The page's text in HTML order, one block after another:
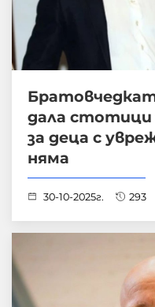
дала стотици
за деца с
няма
30-10-2025г. 293